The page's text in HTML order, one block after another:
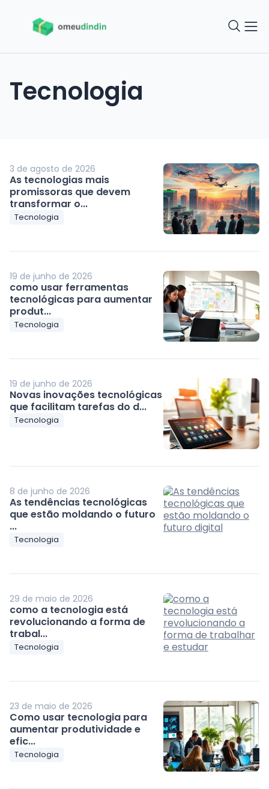
Tecnologia
3 de agosto de 2026
As tecnologias mais
promissoras que devem
transformar o...
Tecnologia
19 de junho de 2026
como usar ferramentas
tecnológicas para aumentar
produt...
Tecnologia
19 de junho de 2026
Novas inovações tecnológicas
que facilitam tarefas do d...
Tecnologia
8 de junho de 2026
As tendências tecnológicas
que estão moldando o futuro
...
Tecnologia
29 de maio de 2026
como a tecnologia está
revolucionando a forma de
trabal...
Tecnologia
23 de maio de 2026
Como usar tecnologia para
aumentar produtividade e
efic...
Tecnologia